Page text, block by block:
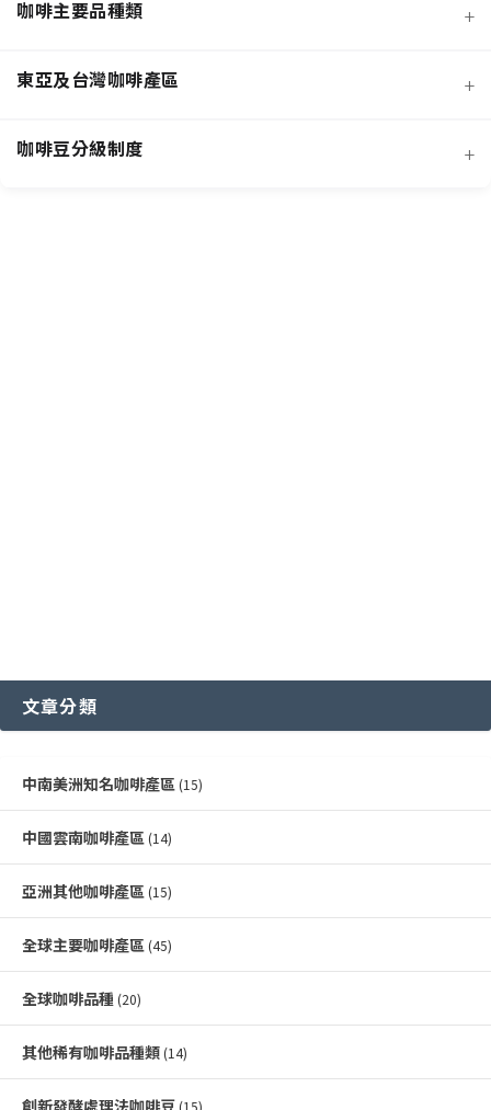
咖啡主要品種類 +
東亞及台灣咖啡產區 +
咖啡豆分級制度 +
文章分類
中南美洲知名咖啡產區 (15)
中國雲南咖啡產區 (14)
亞洲其他咖啡產區 (15)
全球主要咖啡產區 (45)
全球咖啡品種 (20)
其他稀有咖啡品種類 (14)
創新發酵處理法咖啡豆 (15)